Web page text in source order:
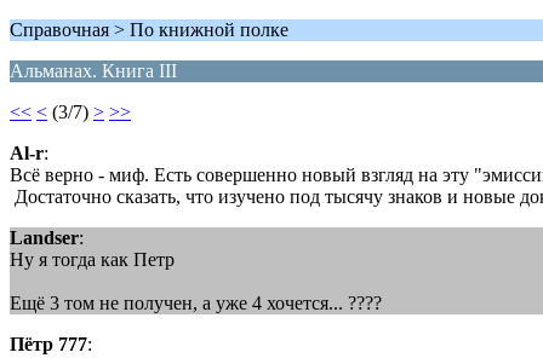
Справочная > По книжной полке
Альманах. Книга III
<< < (3/7) > >>
Al-r:
Всё верно - миф. Есть совершенно новый взгляд на эту
Достаточно сказать, что изучено под тысячу знаков и новые
Landser:
Ну я тогда как Петр
Ещё 3 том не получен, а уже 4 хочется... ????
Пётр 777: